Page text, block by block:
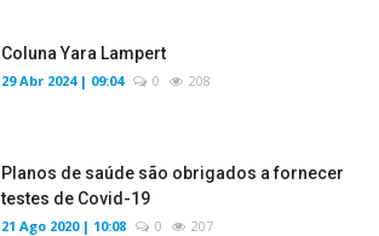
Coluna Yara Lampert
29 Abr 2024 | 09:04 0 208
Planos de saúde são obrigados a fornecer
testes de Covid-19
21 Ago 2020 | 10:08 0 207